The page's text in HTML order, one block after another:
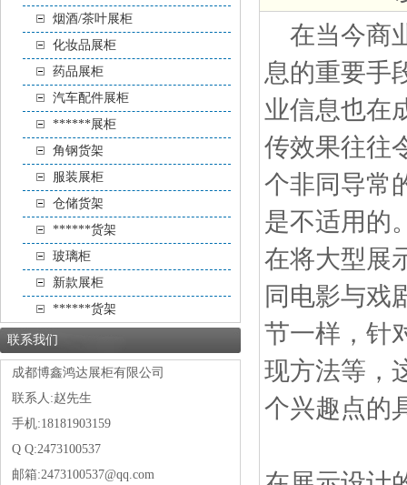
烟酒/茶叶展柜
化妆品展柜
药品展柜
汽车配件展柜
******展柜
角钢货架
服装展柜
仓储货架
******货架
玻璃柜
新款展柜
******货架
联系我们
成都博鑫鸿达展柜有限公司
联系人:赵先生
手机:18181903159
Q Q:2473100537
邮箱:2473100537@qq.com
在当今商
息的重要手
业信息也在
传效果往往
个非同导常
是不适
在将大型展
同电影与戏
节一样，针
现方法等，
个兴趣点的